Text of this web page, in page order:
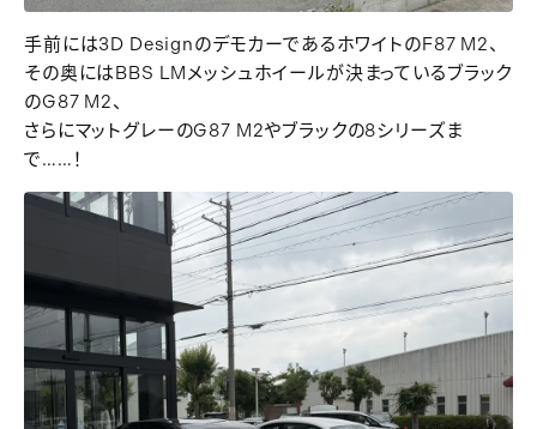
手前には3D DesignのデモカーであるホワイトのF87 M2、
その奥にはBBS LMメッシュホイールが決まっているブラック
のG87 M2、
さらにマットグレーのG87 M2やブラックの8シリーズま
で……！